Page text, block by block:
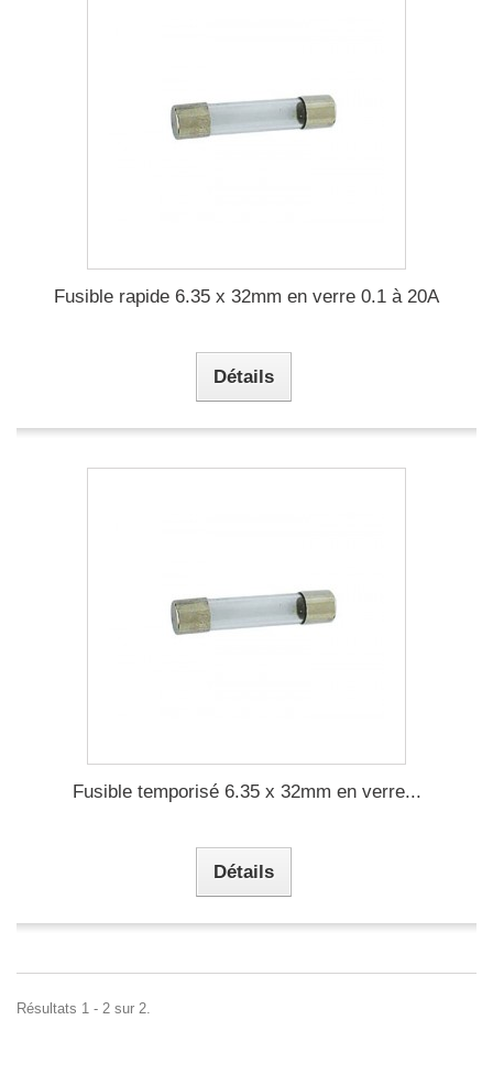
Fusible rapide 6.35 x 32mm en verre 0.1 à 20A
Détails
Fusible temporisé 6.35 x 32mm en verre...
Détails
Résultats 1 - 2 sur 2.